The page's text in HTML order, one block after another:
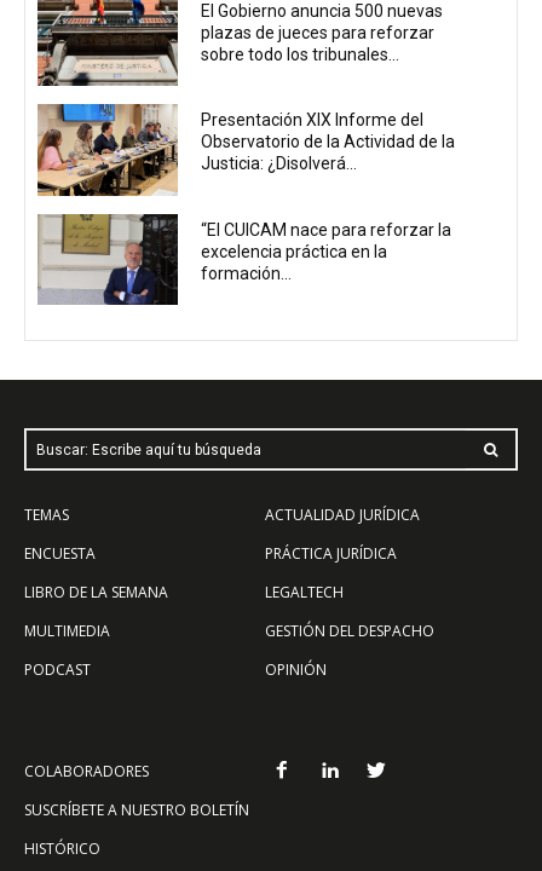
El Gobierno anuncia 500 nuevas
plazas de jueces para reforzar
sobre todo los tribunales...
Presentación XIX Informe del
Observatorio de la Actividad de la
Justicia: ¿Disolverá...
“El CUICAM nace para reforzar la
excelencia práctica en la
formación...
Buscar: Escribe aquí tu búsqueda
TEMAS
ENCUESTA
LIBRO DE LA SEMANA
MULTIMEDIA
PODCAST
ACTUALIDAD JURÍDICA
PRÁCTICA JURÍDICA
LEGALTECH
GESTIÓN DEL DESPACHO
OPINIÓN
COLABORADORES
SUSCRÍBETE A NUESTRO BOLETÍN
HISTÓRICO